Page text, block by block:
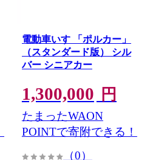
電動車いす 「ポルカー」
（スタンダード版） シル
バー シニアカー
1,300,000 円
たまったWAON
POINTで寄附できる！
（0）